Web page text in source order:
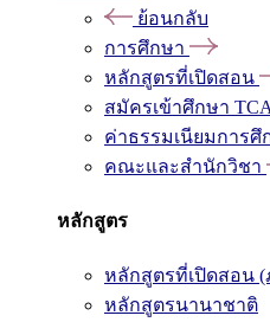
ย้อนกลับ
การศึกษา
หลักสูตรที่เปิดสอน
สมัครเข้าศึกษา
ค่าธรรมเนียมการศึ
คณะและสำนักวิชา
หลักสูตร
หลักสูตรที่เปิดสอน
หลักสูตรนานาชาติ